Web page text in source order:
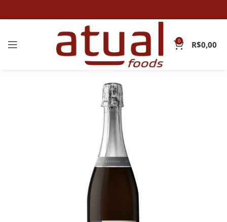
0 R$0,00